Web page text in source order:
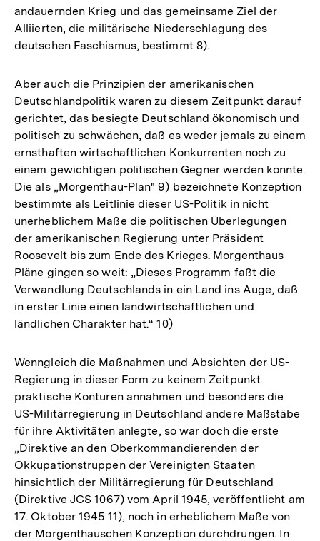
andauernden Krieg und das gemeinsame Ziel der
Alliierten, die militärische Niederschlagung des
deutschen Faschismus, bestimmt 8).
Aber auch die Prinzipien der amerikanischen
Deutschlandpolitik waren zu diesem Zeitpunkt darauf
gerichtet, das besiegte Deutschland ökonomisch und
politisch zu schwächen, daß es weder jemals zu einem
ernsthaften wirtschaftlichen Konkurrenten noch zu
einem gewichtigen politischen Gegner werden konnte.
Die als „Morgenthau-Plan" 9) bezeichnete Konzeption
bestimmte als Leitlinie dieser US-Politik in nicht
unerheblichem Maße die politischen Überlegungen
der amerikanischen Regierung unter Präsident
Roosevelt bis zum Ende des Krieges. Morgenthaus
Pläne gingen so weit: „Dieses Programm faßt die
Verwandlung Deutschlands in ein Land ins Auge, daß
in erster Linie einen landwirtschaftlichen und
ländlichen Charakter hat.“ 10)
Wenngleich die Maßnahmen und Absichten der US-
Regierung in dieser Form zu keinem Zeitpunkt
praktische Konturen annahmen und besonders die
US-Militärregierung in Deutschland andere Maßstäbe
für ihre Aktivitäten anlegte, so war doch die erste
„Direktive an den Oberkommandierenden der
Okkupationstruppen der Vereinigten Staaten
hinsichtlich der Militärregierung für Deutschland
(Direktive JCS 1067) vom April 1945, veröffentlicht am
17. Oktober 1945 11), noch in erheblichem Maße von
der Morgenthauschen Konzeption durchdrungen. In